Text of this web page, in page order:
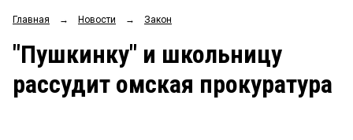
ОБЩЕСТВО
ЗАКОН
НОВОСТИ КОМПАНИЙ
Рейтинги
Блоги
Главная → Новости → Закон
"Пушкинку" и школьницу
рассудит омская прокуратура